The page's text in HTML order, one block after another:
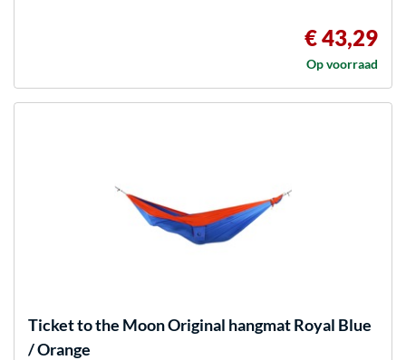
€ 43,29
Op voorraad
Ticket to the MoonOriginal hangmat Royal Blue
/ Orange